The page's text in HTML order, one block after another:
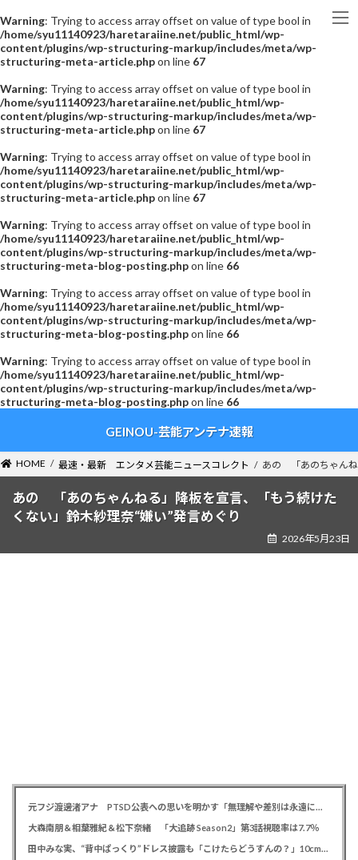
Warning: Trying to access array offset on value of type bool in
/home/syu11140923/haretaraiine.net/public_html/wp-
content/plugins/wp-structuring-markup/includes/meta/wp-
structuring-meta-article.phpon line 67
Warning: Trying to access array offset on value of type bool in
/home/syu11140923/haretaraiine.net/public_html/wp-
content/plugins/wp-structuring-markup/includes/meta/wp-
structuring-meta-article.phpon line 67
Warning: Trying to access array offset on value of type bool in
/home/syu11140923/haretaraiine.net/public_html/wp-
content/plugins/wp-structuring-markup/includes/meta/wp-
structuring-meta-article.phpon line 67
Warning: Trying to access array offset on value of type bool in
/home/syu11140923/haretaraiine.net/public_html/wp-
content/plugins/wp-structuring-markup/includes/meta/wp-
structuring-meta-blog-posting.phpon line 66
Warning: Trying to access array offset on value of type bool in
/home/syu11140923/haretaraiine.net/public_html/wp-
content/plugins/wp-structuring-markup/includes/meta/wp-
structuring-meta-blog-posting.phpon line 66
Warning: Trying to access array offset on value of type bool in
/home/syu11140923/haretaraiine.net/public_html/wp-
content/plugins/wp-structuring-markup/includes/meta/wp-
structuring-meta-blog-posting.phpon line 66
ン
ツ
ー
シ
GEINOU-芸能アンテナ速報
HOME 最速・最新 エンタメ芸能ニュースコレクト あの 「あのちゃんね
あの 「あのちゃんねる」降板を宣言、「もう続けた
くない」鈴木紗理奈“嫌い”発言めぐり
2026年5月23日
元フジ渡邊渚アナ PTSD公表への思いを明かす「無理解や差別は永遠に変わらない」「同じ病気になったことのない人間にはわからない」
大森南朋＆相葉雅紀＆松下奈緒 「大追跡 Season2」第3話視聴率は7.7％
田中みな実、“背中ぱっくり”ドレス披露も「こけたらどうすんの？」10cm超ヒールに心配の声寄せられる